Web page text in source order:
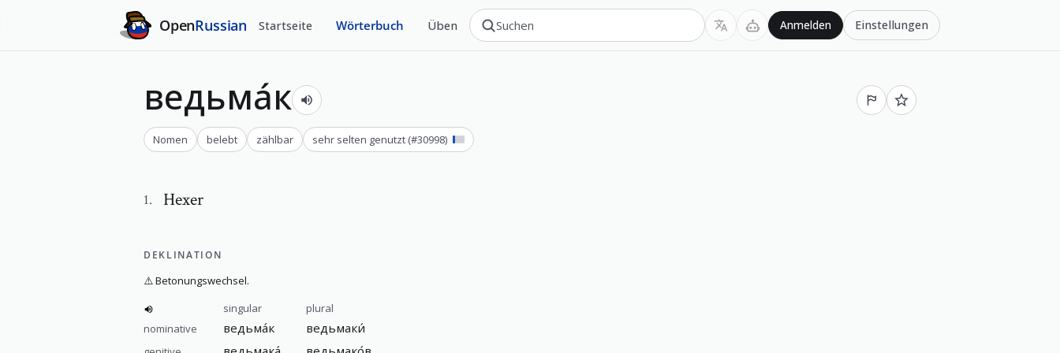
OpenRussian Startseite Wörterbuch Üben Anmelden Einstellungen
ведьма́к
Nomen belebt zählbar sehr selten genutzt (#30998)
1. Hexer
DEKLINATION
⚠️Betonungswechsel.
singular
plural
nominative
ведьма́к ведьмаки́